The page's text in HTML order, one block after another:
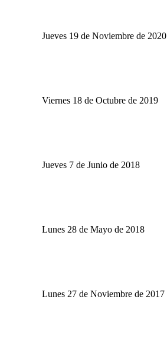
Jueves 19 de Noviembre de 2020
Viernes 18 de Octubre de 2019
Jueves 7 de Junio de 2018
Lunes 28 de Mayo de 2018
Lunes 27 de Noviembre de 2017